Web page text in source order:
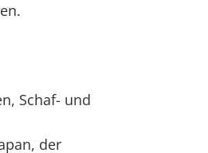
Schaf- und
der